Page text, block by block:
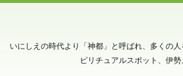
いにしえの時代より「神都」と呼ばれ、多くの
ピリチュアルスポット、伊勢